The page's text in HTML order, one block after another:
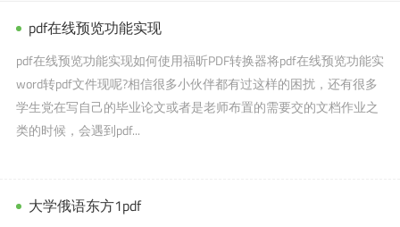
pdf在线预览功能实现
pdf在线预览功能实现如何使用福昕PDF转换器将pdf在线预览功能实
word转pdf文件现呢?相信很多小伙伴都有过这样的困扰，还有很多
学生党在写自己的毕业论文或者是老师布置的需要交的文档作业之
类的时候，会遇到pdf...
大学俄语东方1pdf